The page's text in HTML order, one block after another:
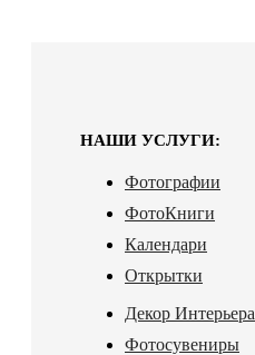
НАШИ УСЛУГИ:
Фотографии
ФотоКниги
Календари
Открытки
Декор Интерьера
Фотосувениры